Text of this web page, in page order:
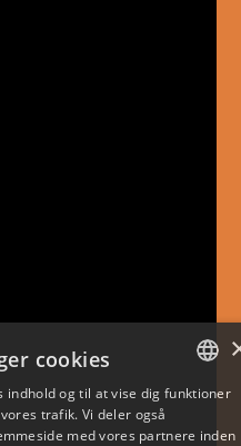
cookies
indhold og til at vise dig funktioner
trafik. Vi deler også
med vores partnere inden